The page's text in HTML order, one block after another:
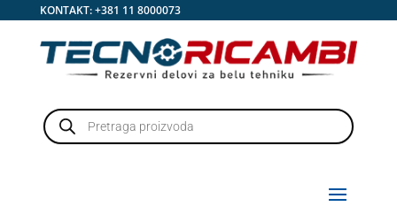
KONTAKT:+381 11 8000073
Products
search